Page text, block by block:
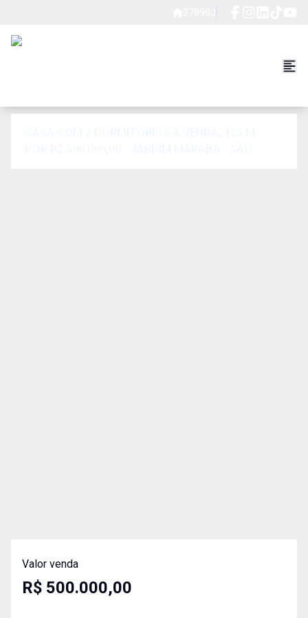
Valor venda
R$ 500.000,00